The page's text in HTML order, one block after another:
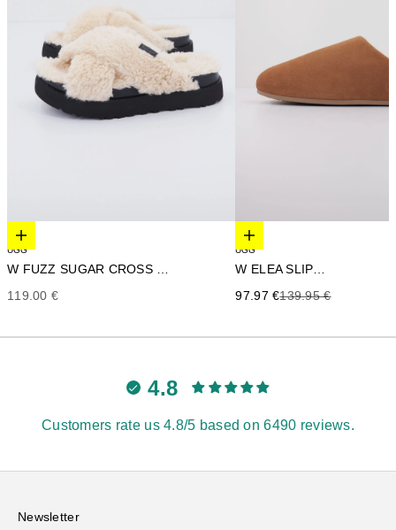
Elige opciones
UGG
W FUZZ SUGAR CROSS SLIDE
Precio de oferta
119.00 €
Elige opciones
UGG
W ELEA SLIP-ON
Precio de oferta
97.97 €Precio anterior
139.95 €
4.8
Customers rate us 4.8/5 based on 6490 reviews.
Newsletter